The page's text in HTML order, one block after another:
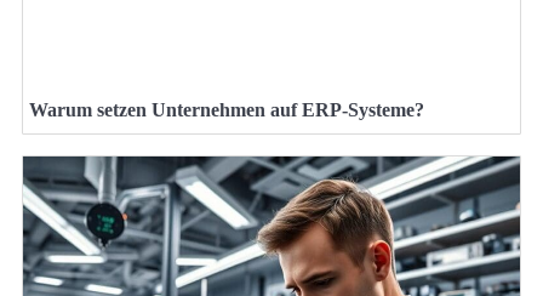
Warum setzen Unternehmen auf ERP-Systeme?